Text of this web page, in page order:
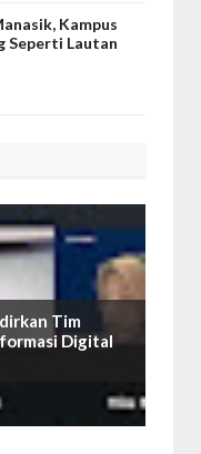
Kampus
Seperti Lautan
Tim
Digital